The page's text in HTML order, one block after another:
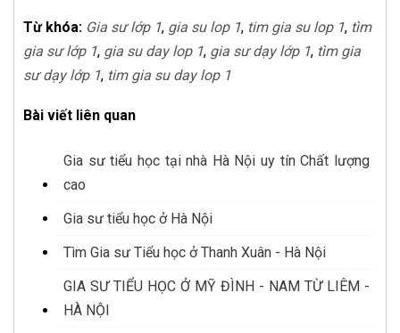
Từ khóa: Gia sư lớp 1, gia su lop 1, tim gia su lop 1, tìm
gia sư lớp 1, gia su day lop 1, gia sư dạy lớp 1, tìm gia
sư dạy lớp 1, tim gia su day lop 1
Bài viết liên quan
Gia sư tiểu học tại nhà Hà Nội uy tín Chất lượng
cao
Gia sư tiểu học ở Hà Nội
Tìm Gia sư Tiểu học ở Thanh Xuân - Hà Nội
GIA SƯ TIỂU HỌC Ở MỸ ĐÌNH - NAM TỪ LIÊM -
HÀ NỘI